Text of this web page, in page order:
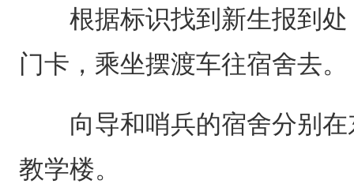
根据标识找到新生报到处
门卡，乘坐摆渡车往宿舍去。
向导和哨兵的宿舍分别在
教学楼。